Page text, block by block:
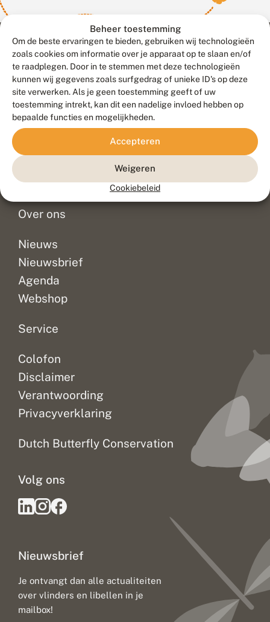
Beheer toestemming
Om de beste ervaringen te bieden, gebruiken wij technologieën
zoals cookies om informatie over je apparaat op te slaan en/of
te raadplegen. Door in te stemmen met deze technologieën
kunnen wij gegevens zoals surfgedrag of unieke ID's op deze
site verwerken. Als je geen toestemming geeft of uw
toestemming intrekt, kan dit een nadelige invloed hebben op
bepaalde functies en mogelijkheden.
Accepteren
Weigeren
Cookiebeleid
Contact
Veelgestelde vragen
Doneer
Over ons
Nieuws
Nieuwsbrief
Agenda
Webshop
Service
Colofon
Disclaimer
Verantwoording
Privacyverklaring
Dutch Butterfly Conservation
Nieuwsbrief
Je ontvangt dan alle actualiteiten
over vlinders en libellen in je
mailbox!
Volg ons
Meld waarnemingen© 2026 Vlinderstichting
Duurzaam ontwikkeld door
Go2People
, ontworpen door
Blue Field Agency
Privacy
Disclaimer
Sitemap